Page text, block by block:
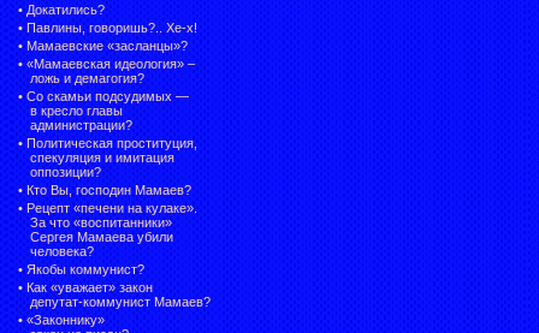
• Докатились?
• Павлины, говоришь?.. Хе-х!
• Мамаевские «засланцы»?
• «Мамаевская идеология» –
ложь и демагогия?
• Со скамьи подсудимых —
в кресло главы
администрации?
• Политическая проституция,
спекуляция и имитация
оппозиции?
• Кто Вы, господин Мамаев?
• Рецепт «печени на кулаке».
За что «воспитанники»
Сергея Мамаева убили
человека?
• Якобы коммунист?
• Как «уважает» закон
депутат-коммунист Мамаев?
• «Законнику»